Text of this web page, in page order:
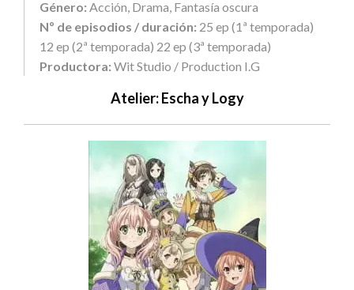
Género: Acción, Drama, Fantasía oscura
Nº de episodios / duración: 25 ep (1ª temporada)
12 ep (2ª temporada) 22 ep (3ª temporada)
Productora: Wit Studio / Production I.G
Atelier: Escha y Logy